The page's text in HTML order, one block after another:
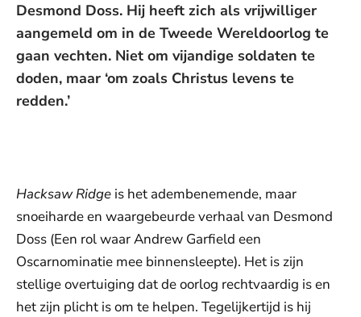
Desmond Doss. Hij heeft zich als vrijwilliger
aangemeld om in de Tweede Wereldoorlog te
gaan vechten. Niet om vijandige soldaten te
doden, maar ‘om zoals Christus levens te
redden.’
Hacksaw Ridge is het adembenemende, maar
snoeiharde en waargebeurde verhaal van Desmond
Doss (Een rol waar Andrew Garfield een
Oscarnominatie mee binnensleepte). Het is zijn
stellige overtuiging dat de oorlog rechtvaardig is en
het zijn plicht is om te helpen. Tegelijkertijd is hij